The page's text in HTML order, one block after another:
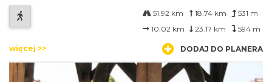
51.92 km 18.74 km
531 m
10.02 km
23.17 km 594 m
więcej >> DODAJ DO PLANERA